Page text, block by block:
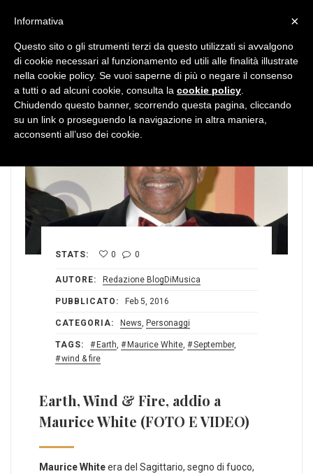
STATS: 0 0
AUTORE: Redazione BlogDiMusica
PUBBLICATO: Feb 5, 2016
CATEGORIA: News, Personaggi
TAGS: Earth, Maurice White, September,
wind & fire
Earth, Wind & Fire, addio a
Maurice White (FOTO E VIDEO)
Maurice Whiteera del Sagittario, segno di fuoco,
×
Informativa
Questo sito o gli strumenti terzi da questo utilizzati si avvalgono
di cookie necessari al funzionamento ed utili alle finalità illustrate
nella cookie policy. Se vuoi saperne di più o negare il consenso
a tutti o ad alcuni cookie, consulta la cookie policy
Chiudendo questo banner, scorrendo questa pagina, cliccando
su un link o proseguendo la navigazione in altra maniera,
acconsenti all’uso dei cookie.